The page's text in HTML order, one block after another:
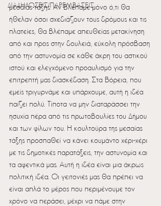
ΔΙΑΔΗΛΩΣΕΙΣ/ΠΑΡΕΜΒΑΣΕΙΣ
μεσαίας τάξης. Αν βλέπαμε μόνο ό,τι θα
ήθελαν όσοι σχεδιάζουν τους δρόμους και τις
πλατείες, θα βλέπαμε απευθείας μετακίνηση
από και προς στην δουλειά, εύκολη πρόσβαση
από την αστυνομία σε κάθε άκρη του αστικού
ιστού και ελεγχόμενο προαυλισμό για την
επιτρεπτή μας διασκέδαση. Στα Βόρεια, που
εμείς τριγυρνάμε και υπάρχουμε, αυτή η ιδέα
παίζει πολύ. Τίποτα να μην διαταράσσει την
ησυχία πέρα από τις πρωτοβουλίες του Δήμου
και των φίλων του. Η κουλτούρα της μεσαίας
τάξης προσπαθεί να κάνει κουμάντο χέρι-χέρι
με τις δημοτικές παρατάξεις, την αστυνομία και
τα αφεντικά μας. Αυτή η ιδέα είναι μια άκρως
πολιτική ιδέα. Οι γειτονιές μας θα πρέπει να
είναι απλά το μέρος που περιμένουμε τον
χρόνο να περάσει, μέχρι να πάμε στην